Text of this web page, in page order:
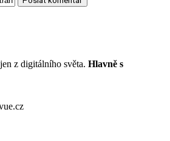
z digitálního světa. Hlavně s